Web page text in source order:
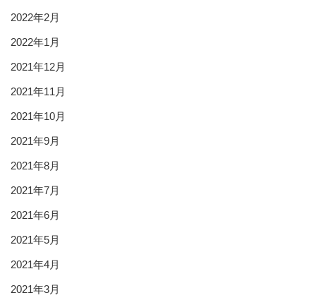
2022年2月
2022年1月
2021年12月
2021年11月
2021年10月
2021年9月
2021年8月
2021年7月
2021年6月
2021年5月
2021年4月
2021年3月